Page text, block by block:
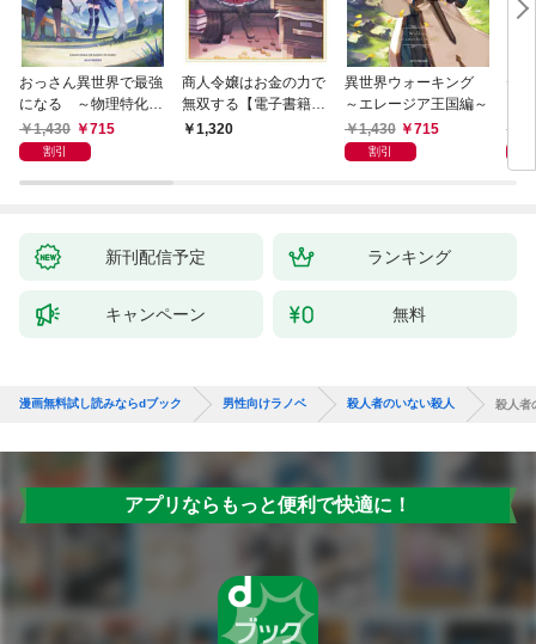
おっさん異世界で最強
になる ～物理特化の
覚醒者～
1,430 715
割引
商人令嬢はお金の力で
無双する【電子書籍限
定書き下ろしSS付
1,320
異世界ウォーキング
～エレージア王国編～
1,430
715
割引
デ
新刊配信予定 ランキング
キャンペーン 無料
漫画無料試し読みならdブック 男性向けラノベ 殺人者のいない殺人 殺人者
アプリならもっと便利で快適に！